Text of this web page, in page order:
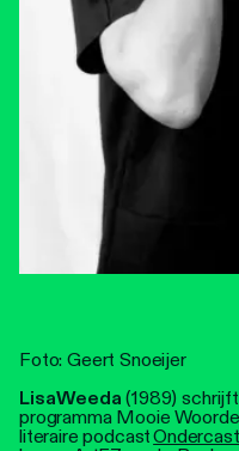
Foto: Geert Snoeijer
LisaWeeda (1989)
programma Mooie
literaire podcastOndercast